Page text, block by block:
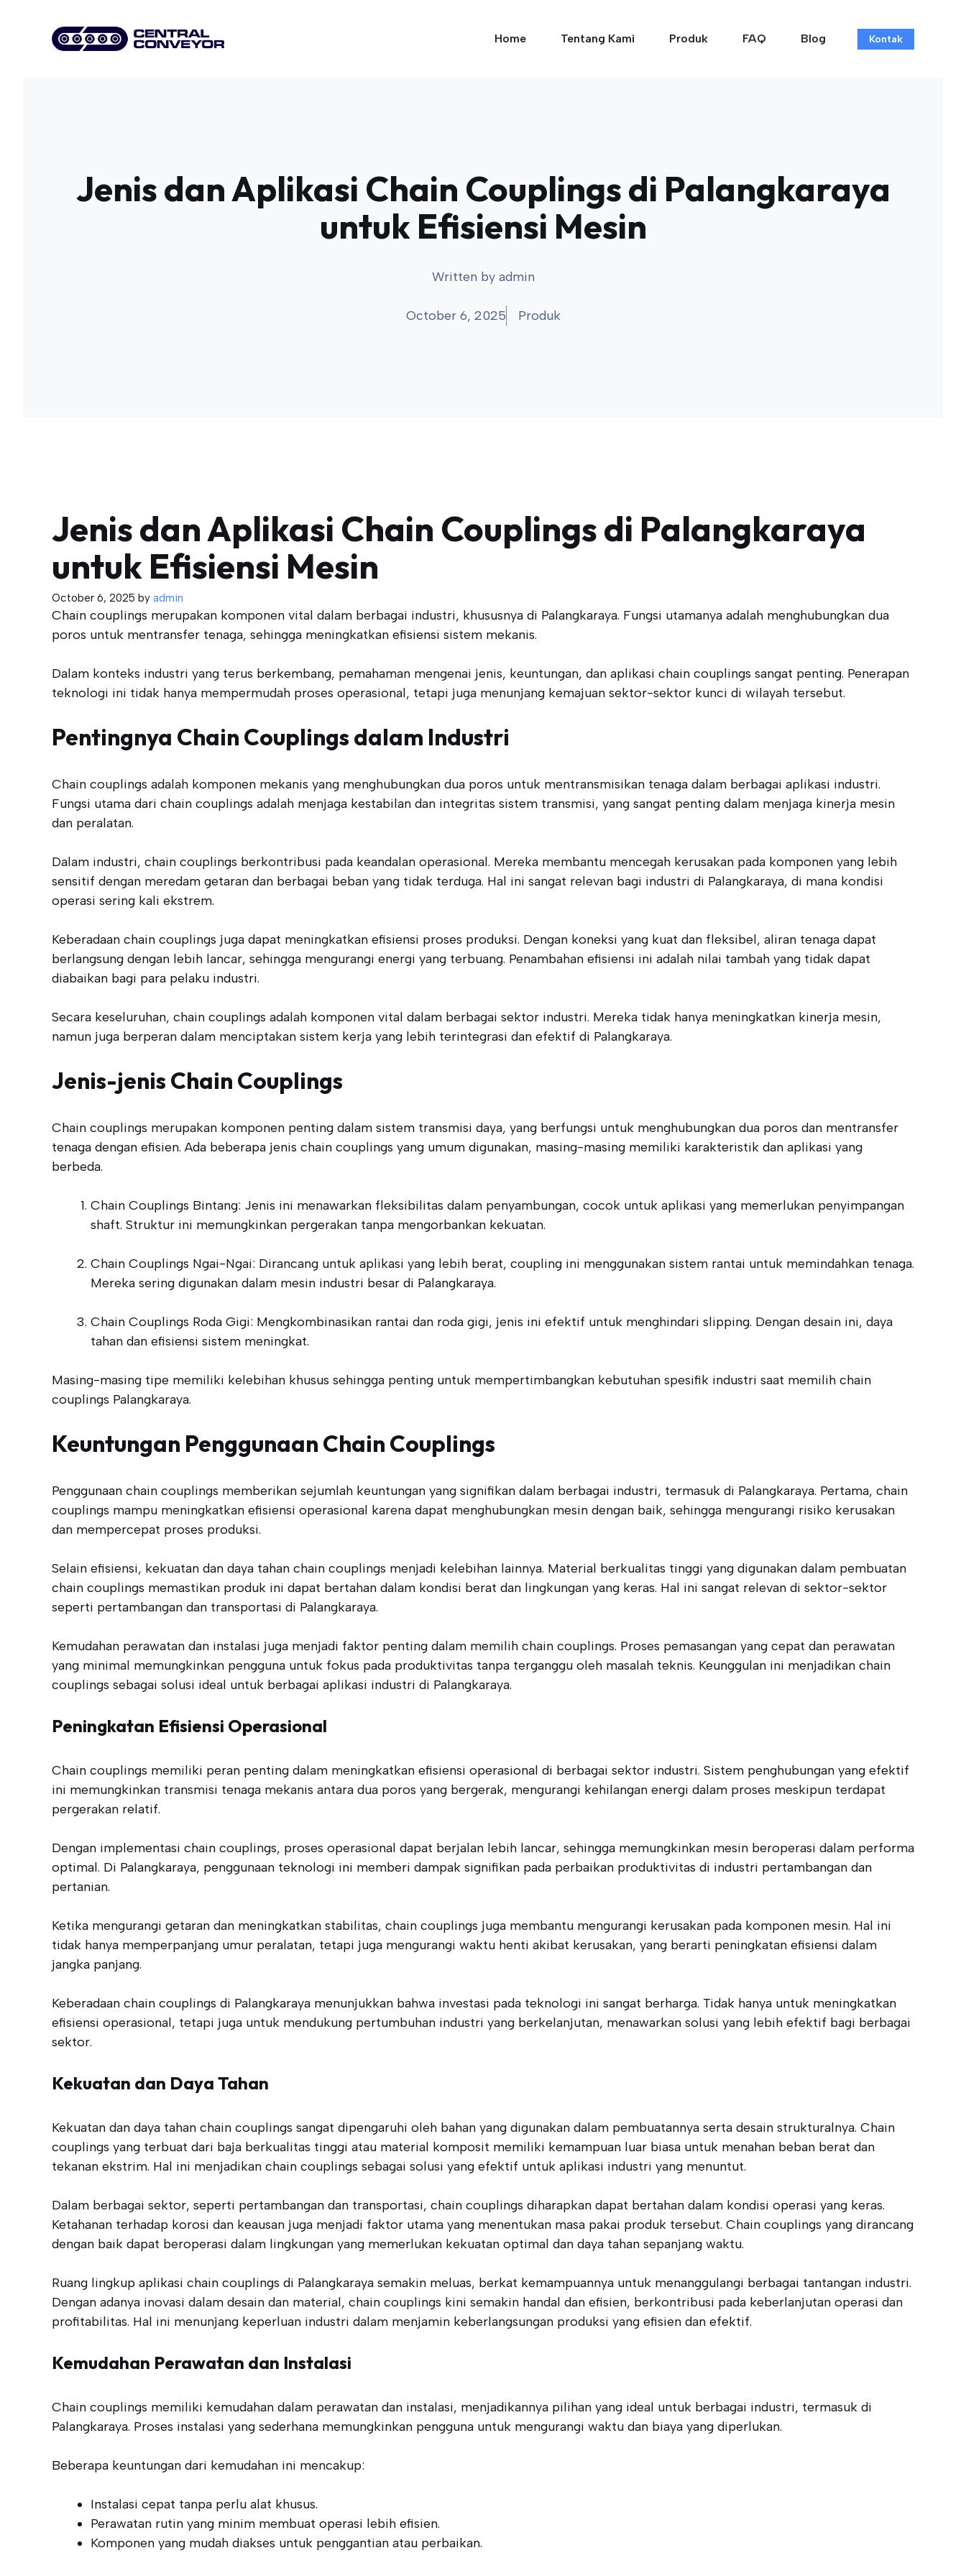
Home Tentang Kami Produk FAQ Blog Kontak
Jenis dan Aplikasi Chain Couplings di Palangkaraya
untuk Efisiensi Mesin
Written by admin
October 6, 2025 Produk
Jenis dan Aplikasi Chain Couplings di Palangkaraya
untuk Efisiensi Mesin
October 6, 2025 by admin
Chain couplings merupakan komponen vital dalam berbagai industri, khususnya di Palangkaraya. Fungsi utamanya adalah menghubungkan dua
poros untuk mentransfer tenaga, sehingga meningkatkan efisiensi sistem mekanis.
Dalam konteks industri yang terus berkembang, pemahaman mengenai jenis, keuntungan, dan aplikasi chain couplings sangat penting. Penerapan
teknologi ini tidak hanya mempermudah proses operasional, tetapi juga menunjang kemajuan sektor-sektor kunci di wilayah tersebut.
Pentingnya Chain Couplings dalam Industri
Chain couplings adalah komponen mekanis yang menghubungkan dua poros untuk mentransmisikan tenaga dalam berbagai aplikasi industri.
Fungsi utama dari chain couplings adalah menjaga kestabilan dan integritas sistem transmisi, yang sangat penting dalam menjaga kinerja mesin
dan peralatan.
Dalam industri, chain couplings berkontribusi pada keandalan operasional. Mereka membantu mencegah kerusakan pada komponen yang lebih
sensitif dengan meredam getaran dan berbagai beban yang tidak terduga. Hal ini sangat relevan bagi industri di Palangkaraya, di mana kondisi
operasi sering kali ekstrem.
Keberadaan chain couplings juga dapat meningkatkan efisiensi proses produksi. Dengan koneksi yang kuat dan fleksibel, aliran tenaga dapat
berlangsung dengan lebih lancar, sehingga mengurangi energi yang terbuang. Penambahan efisiensi ini adalah nilai tambah yang tidak dapat
diabaikan bagi para pelaku industri.
Secara keseluruhan, chain couplings adalah komponen vital dalam berbagai sektor industri. Mereka tidak hanya meningkatkan kinerja mesin,
namun juga berperan dalam menciptakan sistem kerja yang lebih terintegrasi dan efektif di Palangkaraya.
Jenis-jenis Chain Couplings
Chain couplings merupakan komponen penting dalam sistem transmisi daya, yang berfungsi untuk menghubungkan dua poros dan mentransfer
tenaga dengan efisien. Ada beberapa jenis chain couplings yang umum digunakan, masing-masing memiliki karakteristik dan aplikasi yang
berbeda.
Chain Couplings Bintang: Jenis ini menawarkan fleksibilitas dalam penyambungan, cocok untuk aplikasi yang memerlukan penyimpangan
shaft. Struktur ini memungkinkan pergerakan tanpa mengorbankan kekuatan.
Chain Couplings Ngai-Ngai: Dirancang untuk aplikasi yang lebih berat, coupling ini menggunakan sistem rantai untuk memindahkan tenaga.
Mereka sering digunakan dalam mesin industri besar di Palangkaraya.
Chain Couplings Roda Gigi: Mengkombinasikan rantai dan roda gigi, jenis ini efektif untuk menghindari slipping. Dengan desain ini, daya
tahan dan efisiensi sistem meningkat.
Masing-masing tipe memiliki kelebihan khusus sehingga penting untuk mempertimbangkan kebutuhan spesifik industri saat memilih chain
couplings Palangkaraya.
Keuntungan Penggunaan Chain Couplings
Penggunaan chain couplings memberikan sejumlah keuntungan yang signifikan dalam berbagai industri, termasuk di Palangkaraya. Pertama, chain
couplings mampu meningkatkan efisiensi operasional karena dapat menghubungkan mesin dengan baik, sehingga mengurangi risiko kerusakan
dan mempercepat proses produksi.
Selain efisiensi, kekuatan dan daya tahan chain couplings menjadi kelebihan lainnya. Material berkualitas tinggi yang digunakan dalam pembuatan
chain couplings memastikan produk ini dapat bertahan dalam kondisi berat dan lingkungan yang keras. Hal ini sangat relevan di sektor-sektor
seperti pertambangan dan transportasi di Palangkaraya.
Kemudahan perawatan dan instalasi juga menjadi faktor penting dalam memilih chain couplings. Proses pemasangan yang cepat dan perawatan
yang minimal memungkinkan pengguna untuk fokus pada produktivitas tanpa terganggu oleh masalah teknis. Keunggulan ini menjadikan chain
couplings sebagai solusi ideal untuk berbagai aplikasi industri di Palangkaraya.
Peningkatan Efisiensi Operasional
Chain couplings memiliki peran penting dalam meningkatkan efisiensi operasional di berbagai sektor industri. Sistem penghubungan yang efektif
ini memungkinkan transmisi tenaga mekanis antara dua poros yang bergerak, mengurangi kehilangan energi dalam proses meskipun terdapat
pergerakan relatif.
Dengan implementasi chain couplings, proses operasional dapat berjalan lebih lancar, sehingga memungkinkan mesin beroperasi dalam performa
optimal. Di Palangkaraya, penggunaan teknologi ini memberi dampak signifikan pada perbaikan produktivitas di industri pertambangan dan
pertanian.
Ketika mengurangi getaran dan meningkatkan stabilitas, chain couplings juga membantu mengurangi kerusakan pada komponen mesin. Hal ini
tidak hanya memperpanjang umur peralatan, tetapi juga mengurangi waktu henti akibat kerusakan, yang berarti peningkatan efisiensi dalam
jangka panjang.
Keberadaan chain couplings di Palangkaraya menunjukkan bahwa investasi pada teknologi ini sangat berharga. Tidak hanya untuk meningkatkan
efisiensi operasional, tetapi juga untuk mendukung pertumbuhan industri yang berkelanjutan, menawarkan solusi yang lebih efektif bagi berbagai
sektor.
Kekuatan dan Daya Tahan
Kekuatan dan daya tahan chain couplings sangat dipengaruhi oleh bahan yang digunakan dalam pembuatannya serta desain strukturalnya. Chain
couplings yang terbuat dari baja berkualitas tinggi atau material komposit memiliki kemampuan luar biasa untuk menahan beban berat dan
tekanan ekstrim. Hal ini menjadikan chain couplings sebagai solusi yang efektif untuk aplikasi industri yang menuntut.
Dalam berbagai sektor, seperti pertambangan dan transportasi, chain couplings diharapkan dapat bertahan dalam kondisi operasi yang keras.
Ketahanan terhadap korosi dan keausan juga menjadi faktor utama yang menentukan masa pakai produk tersebut. Chain couplings yang dirancang
dengan baik dapat beroperasi dalam lingkungan yang memerlukan kekuatan optimal dan daya tahan sepanjang waktu.
Ruang lingkup aplikasi chain couplings di Palangkaraya semakin meluas, berkat kemampuannya untuk menanggulangi berbagai tantangan industri.
Dengan adanya inovasi dalam desain dan material, chain couplings kini semakin handal dan efisien, berkontribusi pada keberlanjutan operasi dan
profitabilitas. Hal ini menunjang keperluan industri dalam menjamin keberlangsungan produksi yang efisien dan efektif.
Kemudahan Perawatan dan Instalasi
Chain couplings memiliki kemudahan dalam perawatan dan instalasi, menjadikannya pilihan yang ideal untuk berbagai industri, termasuk di
Palangkaraya. Proses instalasi yang sederhana memungkinkan pengguna untuk mengurangi waktu dan biaya yang diperlukan.
Beberapa keuntungan dari kemudahan ini mencakup:
Instalasi cepat tanpa perlu alat khusus.
Perawatan rutin yang minim membuat operasi lebih efisien.
Komponen yang mudah diakses untuk penggantian atau perbaikan.